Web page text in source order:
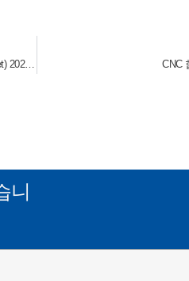
아시아 폴리프로필렌 포장 시장(Asia Polypropylene Packaging Market) 2024-2030 CNC
니